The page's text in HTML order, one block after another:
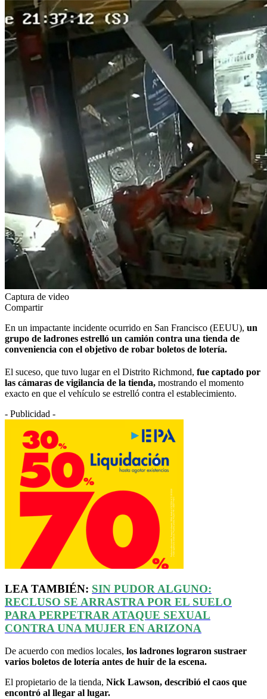
Captura de video
Compartir
En un impactante incidente ocurrido en San Francisco (EEUU), un
grupo de ladrones estrelló un camión contra una tienda de
conveniencia con el objetivo de robar boletos de lotería.
El suceso, que tuvo lugar en el Distrito Richmond, fue captado por
las cámaras de vigilancia de la tienda, mostrando el momento
exacto en que el vehículo se estrelló contra el establecimiento.
- Publicidad -
LEA TAMBIÉN: SIN PUDOR ALGUNO:
RECLUSO SE ARRASTRA POR EL SUELO
PARA PERPETRAR ATAQUE SEXUAL
CONTRA UNA MUJER EN ARIZONA
De acuerdo con medios locales, los ladrones lograron sustraer
varios boletos de lotería antes de huir de la escena.
El propietario de la tienda, Nick Lawson, describió el caos que
encontró al llegar al lugar.